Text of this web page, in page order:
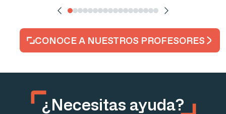
CONOCE A NUESTROS PROFESORES
¿Necesitas ayuda?